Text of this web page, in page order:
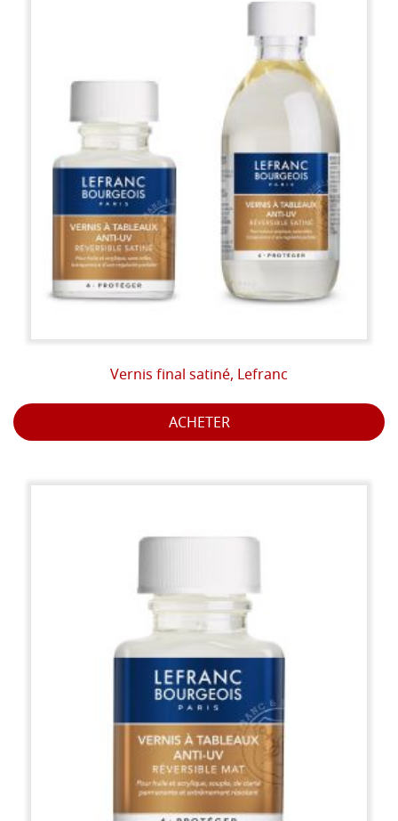
Vernis final satiné, Lefranc
ACHETER